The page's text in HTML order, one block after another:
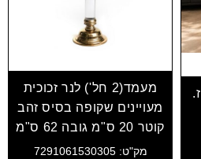
מעמד(2 חל') לנר זכוכית
מעויינים שקופה בסיס זהב
קוטר 20 ס"מ גובה 62 ס"מ
מק"ט: 7291061530305